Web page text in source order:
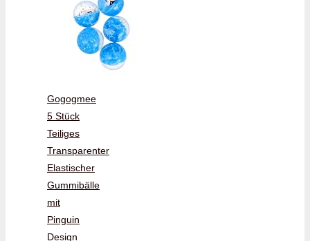
Gogogmee
5 Stück
Teiliges
Transparenter
Elastischer
Gummibälle
mit
Pinguin
Design